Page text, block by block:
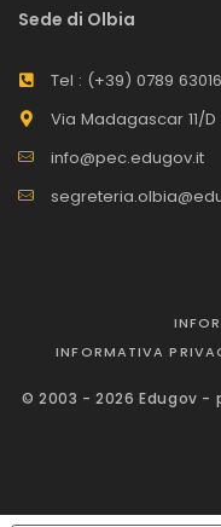
Sede di Olbia
Tel : (+39) 0789 63016
Via Madagascar 11/
info@pec.edugov.it
INFORMATIVA
© 2003 - 2026 Edugov -